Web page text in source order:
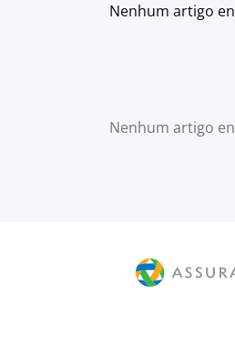
Nenhum artigo
Nenhum artigo